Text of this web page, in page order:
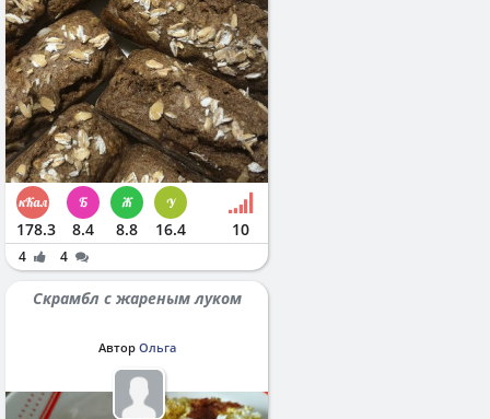
178.3 8.4 8.8 16.4 10
4 4
Скрамбл с жареным луком
Автор Ольга